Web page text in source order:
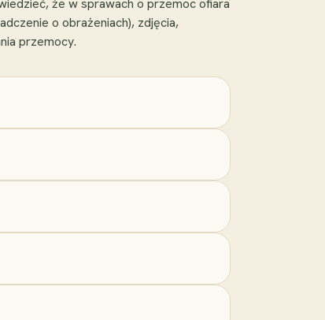
że w sprawach o przemoc ofiara
o obrażeniach), zdjęcia,
przemocy.